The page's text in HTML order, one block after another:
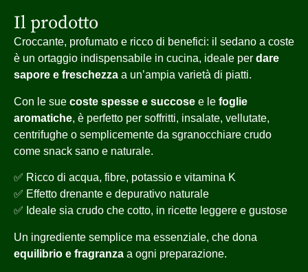
Il prodotto
Croccante, profumato e ricco di benefici: il sedano a coste
è un ortaggio indispensabile in cucina, ideale per dare
sapore e freschezza a un’ampia varietà di piatti.
Con le sue coste spesse e succose e le foglie
aromatiche, è perfetto per soffritti, insalate, vellutate,
centrifughe o semplicemente da sgranocchiare crudo
come snack sano e naturale.
✅ Ricco di acqua, fibre, potassio e vitamina K
✅ Effetto drenante e depurativo naturale
✅ Ideale sia crudo che cotto, in ricette leggere e gustose
Un ingrediente semplice ma essenziale, che dona
equilibrio e fragranza a ogni preparazione.